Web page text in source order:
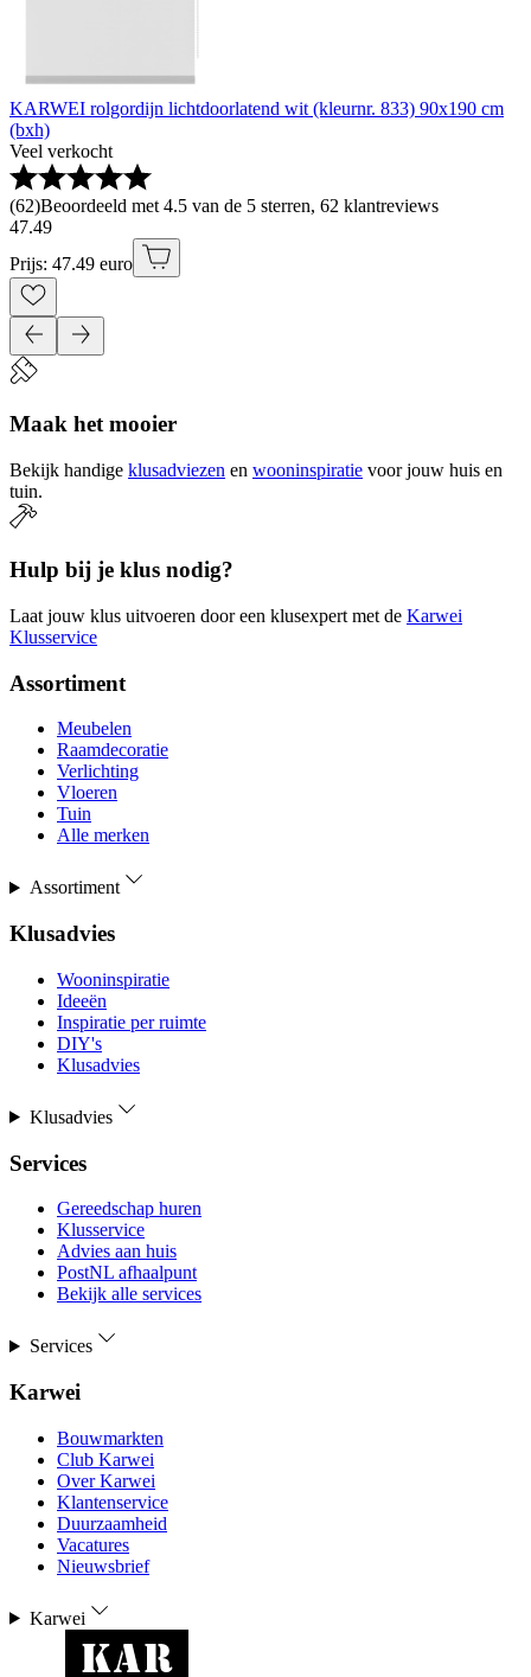
KARWEI rolgordijn lichtdoorlatend wit (kleurnr. 833) 90x190 cm
(bxh)
Veel verkocht
(62)Beoordeeld met 4.5 van de 5 sterren, 62 klantreviews
47.49
Prijs: 47.49 euro
Maak het mooier
Bekijk handige klusadviezen en wooninspiratie voor jouw huis en
tuin.
Hulp bij je klus nodig?
Laat jouw klus uitvoeren door een klusexpert met de Karwei
Klusservice
Assortiment
Meubelen
Raamdecoratie
Verlichting
Vloeren
Tuin
Alle merken
Assortiment
Klusadvies
Wooninspiratie
Ideeën
Inspiratie per ruimte
DIY's
Klusadvies
Klusadvies
Services
Gereedschap huren
Klusservice
Advies aan huis
PostNL afhaalpunt
Bekijk alle services
Services
Karwei
Bouwmarkten
Club Karwei
Over Karwei
Klantenservice
Duurzaamheid
Vacatures
Nieuwsbrief
Karwei